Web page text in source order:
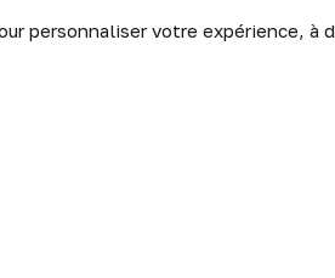
personnaliser votre expérience, à